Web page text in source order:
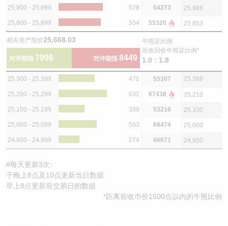
25,900 - 25,999 578 54273 25,988
25,800 - 25,899 554 55320 25,853
相关资产现价25,668.03
对沖期指 7998 对沖期指 8449
牛熊证比例
近收回价牛熊证比例*
1.0 : 1.8
25,300 - 25,399 470 55307 25,388
25,200 - 25,299 632 67438 25,210
25,100 - 25,199 339 53216 25,100
25,000 - 25,099 503 68474 25,000
24,900 - 24,999 274 66671 24,950
#每天更新3次:
于晚上8点及10点更新当日数据
早上8点更新前交易日的数据
*距离前收巿价1500点以内的牛熊比例